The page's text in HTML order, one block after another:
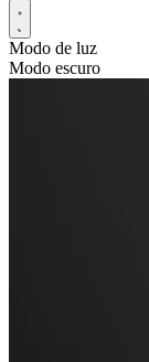
Modo de luz
Modo escuro